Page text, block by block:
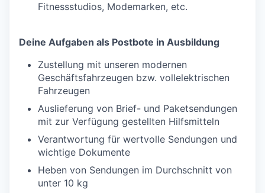
Fitnessstudios, Modemarken, etc.
Deine Aufgaben als Postbote in Ausbildung
Zustellung mit unseren modernen
Geschäftsfahrzeugen bzw. vollelektrischen
Fahrzeugen
Auslieferung von Brief- und Paketsendungen
mit zur Verfügung gestellten Hilfsmitteln
Verantwortung für wertvolle Sendungen und
wichtige Dokumente
Heben von Sendungen im Durchschnitt von
unter 10 kg